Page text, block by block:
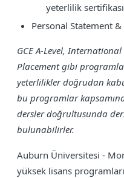
yeterlilik sertifikası
Personal Statement &
GCE A-Level,
Placement gibi
yeterlilikler doğrudan
bu programlar
dersler doğrultusunda
bulunabilirler.
Auburn Üniversitesi -
yüksek lisans